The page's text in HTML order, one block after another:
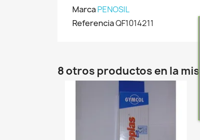
MarcaPENOSIL
ReferenciaQF1014211
8 otros productos en la